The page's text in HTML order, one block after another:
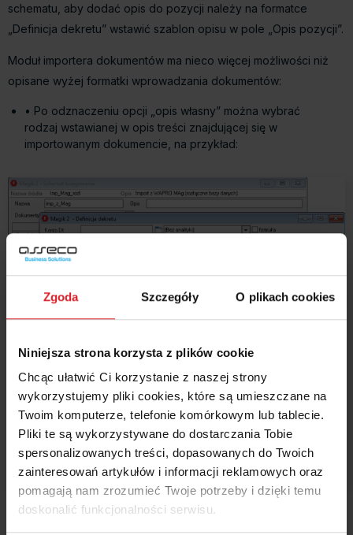
Zgoda Szczegóły O plikach cookies
Niniejsza strona korzysta z plików cookie
Chcąc ułatwić Ci korzystanie z naszej strony
wykorzystujemy pliki cookies, które są umieszczane na
Twoim komputerze, telefonie komórkowym lub tablecie.
Pliki te są wykorzystywane do dostarczania Tobie
spersonalizowanych treści, dopasowanych do Twoich
zainteresowań artykułów i informacji reklamowych oraz
pomagają nam zrozumieć Twoje potrzeby i dzięki temu
doskonalić funkcjonalności serwisu.
schematu, aby dodać opis do pozycji należy na formatce
„Definicja dekretu” wstawić szablon opisu w pole „Opis pozycji”.
Moduł importera dokumentów ma nieco więcej możliwości niż
opisane wyżej formatki wprowadzania dokumentów:
• Po odznaczeniu opcji „opis własny” można wybrać
rodzaj wstawianej w opis treści znajdującej się w
importowanym dokumencie, na przykład:
po zaznaczeniu opcji „opis własny” można wpisać ręcznie
stałą treść, lub